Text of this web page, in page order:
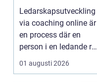
Ledarskapsutveckling
via coaching online är
en process där en
person i en ledande roll
f&a...
01 augusti 2026